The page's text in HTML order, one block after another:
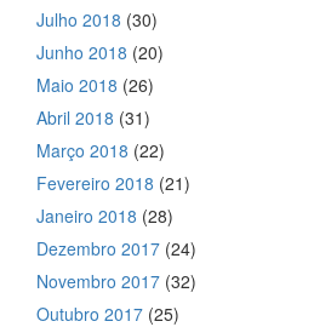
Julho 2018 (30)
Junho 2018 (20)
Maio 2018 (26)
Abril 2018 (31)
Março 2018 (22)
Fevereiro 2018 (21)
Janeiro 2018 (28)
Dezembro 2017 (24)
Novembro 2017 (32)
Outubro 2017 (25)